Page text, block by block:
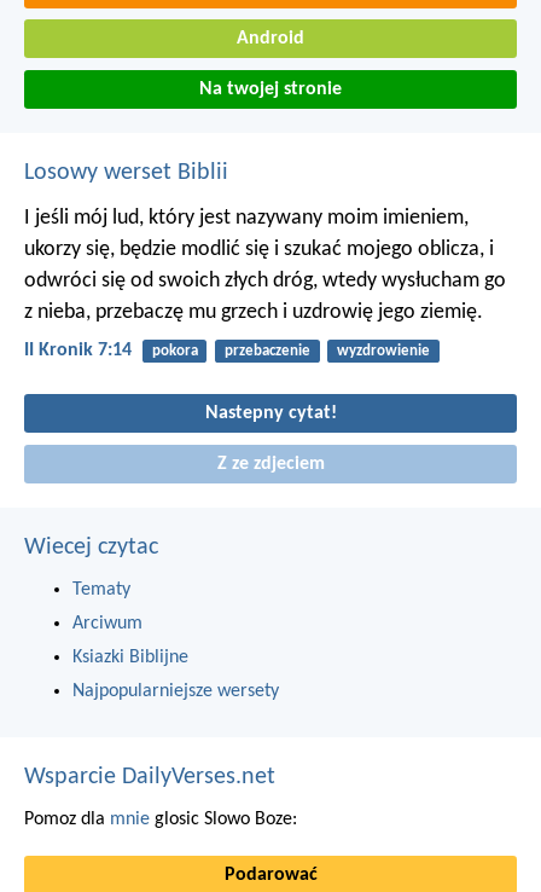
Android
Na twojej stronie
Losowy werset Biblii
I jeśli mój lud, który jest nazywany moim imieniem,
ukorzy się, będzie modlić się i szukać mojego oblicza, i
odwróci się od swoich złych dróg, wtedy wysłucham go
z nieba, przebaczę mu grzech i uzdrowię jego ziemię.
II Kronik 7:14 pokora przebaczenie wyzdrowienie
Nastepny cytat!
Z ze zdjeciem
Wiecej czytac
Tematy
Arciwum
Ksiazki Biblijne
Najpopularniejsze wersety
Wsparcie DailyVerses.net
Pomoz dla mnie glosic Slowo Boze:
Podarować